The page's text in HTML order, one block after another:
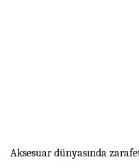
Aksesuar dünyasında